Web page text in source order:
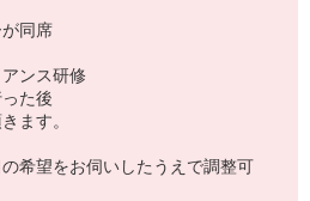
同席
ンス研修
た後
ます。
希望をお伺いしたうえで調整可